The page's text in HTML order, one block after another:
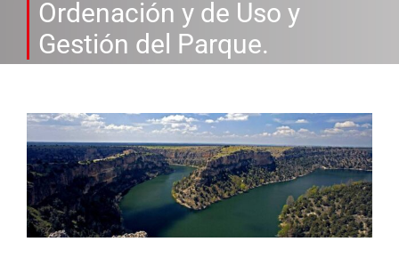
Ordenación y de Uso y
Gestión del Parque.
Ver
imagen
más
grande